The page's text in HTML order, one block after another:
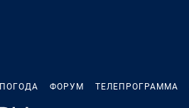
ПОГОДА ФОРУМ ТЕЛЕПРОГРАММА